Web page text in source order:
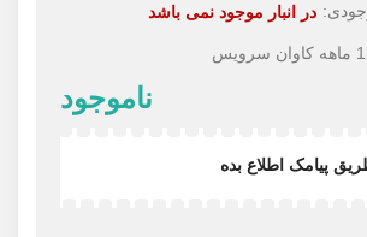
در انبار موجود نمی باشد
سرویس
پیامک اطلاع بده